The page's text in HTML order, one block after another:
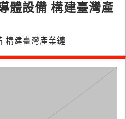
體設備 構建臺灣產
構建臺灣產業鏈